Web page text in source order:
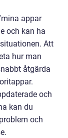
appar
och kan ha
Att
hur man
åtgärda
och
kan du
och